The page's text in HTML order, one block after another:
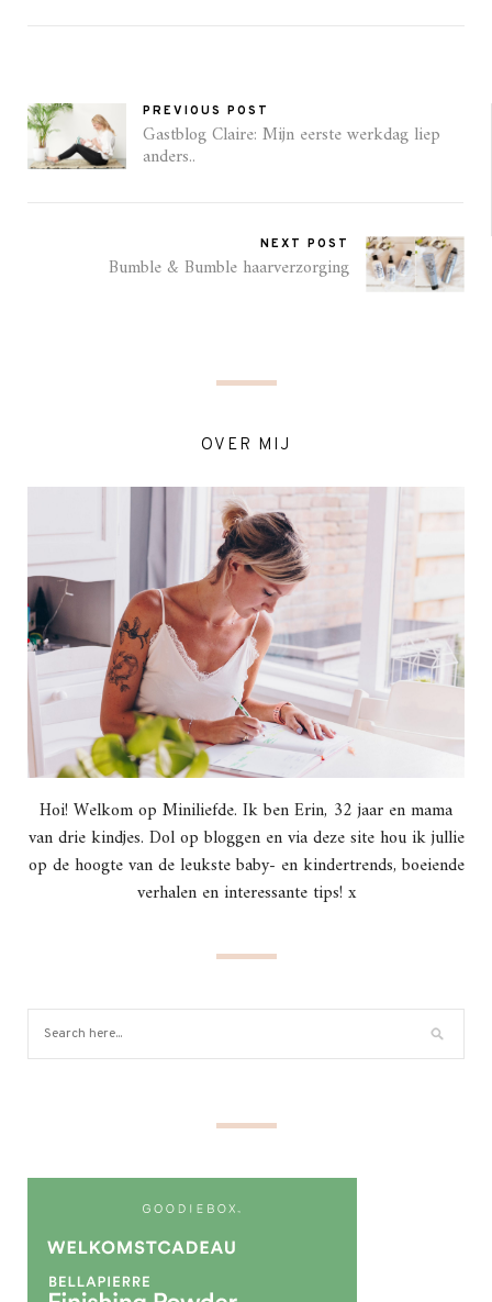
PREVIOUS POST
Gastblog Claire: Mijn eerste werkdag liep
anders..
NEXT POST
Bumble & Bumble haarverzorging
OVER MIJ
Hoi! Welkom op Miniliefde. Ik ben Erin, 32 jaar en mama
van drie kindjes. Dol op bloggen en via deze site hou ik jullie
op de hoogte van de leukste baby- en kindertrends, boeiende
verhalen en interessante tips! x